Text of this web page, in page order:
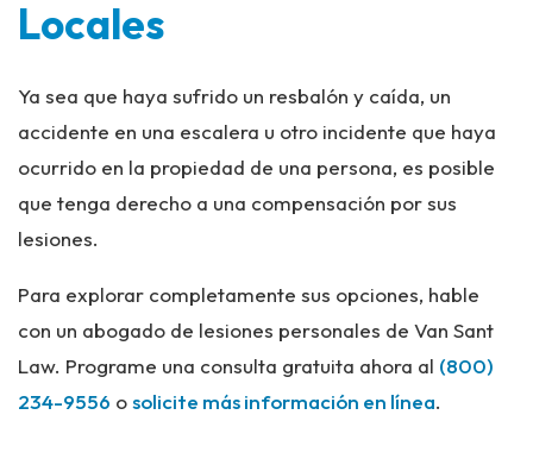
Locales
Ya sea que haya sufrido un resbalón y caída, un
accidente en una escalera u otro incidente que haya
ocurrido en la propiedad de una persona, es posible
que tenga derecho a una compensación por sus
lesiones.
Para explorar completamente sus opciones, hable
con un abogado de lesiones personales de Van Sant
Law. Programe una consulta gratuita ahora al (800)
234-9556 osolicite más información en línea.